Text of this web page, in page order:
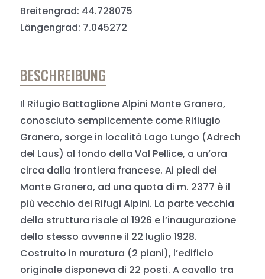
Breitengrad: 44.728075
Längengrad: 7.045272
BESCHREIBUNG
Il Rifugio Battaglione Alpini Monte Granero,
conosciuto semplicemente come Rifiugio
Granero, sorge in località Lago Lungo (Adrech
del Laus) al fondo della Val Pellice, a un’ora
circa dalla frontiera francese. Ai piedi del
Monte Granero, ad una quota di m. 2377 è il
più vecchio dei Rifugi Alpini. La parte vecchia
della struttura risale al 1926 e l’inaugurazione
dello stesso avvenne il 22 luglio 1928.
Costruito in muratura (2 piani), l’edificio
originale disponeva di 22 posti. A cavallo tra